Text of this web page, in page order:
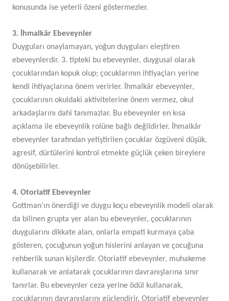
konusunda ise yeterli özeni göstermezler.
3. İhmalkâr Ebeveynler
Duyguları onaylamayan, yoğun duyguları eleştiren
ebeveynlerdir. 3. tipteki bu ebeveynler, duygusal olarak
çocuklarından kopuk olup; çocuklarının ihtiyaçları yerine
kendi ihtiyaçlarına önem verirler. İhmalkâr ebeveynler,
çocuklarının okuldaki aktivitelerine önem vermez, okul
arkadaşlarını dahi tanımazlar. Bu ebeveynler en kısa
açıklama ile ebeveynlik rolüne bağlı değildirler. İhmalkâr
ebeveynler tarafından yetiştirilen çocuklar özgüveni düşük,
agresif, dürtülerini kontrol etmekte güçlük çeken bireylere
dönüşebilirler.
4. Otoriatif Ebeveynler
Gottman’ın önerdiği ve duygu koçu ebeveynlik modeli olarak
da bilinen grupta yer alan bu ebeveynler, çocuklarının
duygularını dikkate alan, onlarla empati kurmaya çaba
gösteren, çocuğunun yoğun hislerini anlayan ve çocuğuna
rehberlik sunan kişilerdir. Otoriatif ebeveynler, muhakeme
kullanarak ve anlatarak çocuklarının davranışlarına sınır
tanırlar. Bu ebeveynler ceza yerine ödül kullanarak,
çocuklarının davranışlarını güçlendirir. Otoriatif ebeveynler